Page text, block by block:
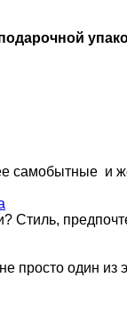
самобытные и
Стиль,
просто один из